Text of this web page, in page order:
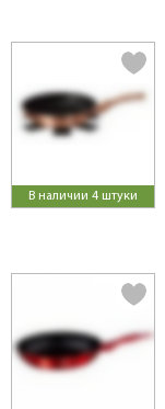
В наличии 4 штуки